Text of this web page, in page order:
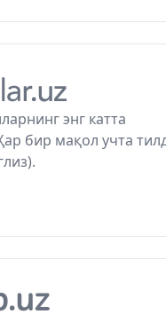
энг катта
бир мақол учта